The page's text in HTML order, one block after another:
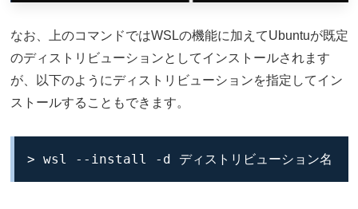
なお、上のコマンドではWSLの機能に加えてUbuntuが既定
のディストリビューションとしてインストールされます
が、以下のようにディストリビューションを指定してイン
ストールすることもできます。
> wsl --install -d ディストリビューション名